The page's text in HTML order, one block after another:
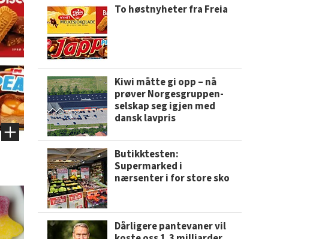
To høstnyheter fra Freia
Kiwi måtte gi opp – nå
prøver Norgesgruppen-
selskap seg igjen med
dansk lavpris
Butikktesten:
Supermarked i
nærsenter i for store sko
Dårligere pantevaner vil